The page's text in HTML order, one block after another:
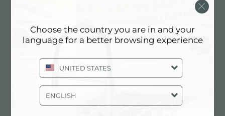
UNIKA 400 VINTAGE COPPER SOUS PLAN
Choose the country you are in and your
language for a better browsing experience
UNITED STATES
ENGLISH